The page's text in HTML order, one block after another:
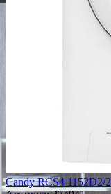
Candy RCS4 1152D2/2